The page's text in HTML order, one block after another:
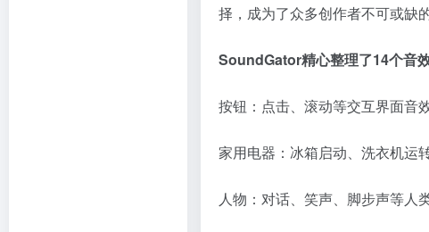
择，成为了众多创作者不可或缺
SoundGator精心整理了14个音
按钮：点击、滚动等交互界面音
家用电器：冰箱启动、洗衣机运
人物：对话、笑声、脚步声等人